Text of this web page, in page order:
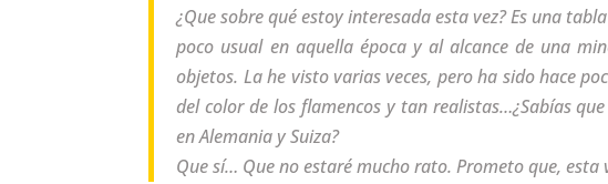
¿Que sobre qué estoy interesada esta vez? Es una
poco usual en aquella época y al alcance de una
objetos. La he visto varias veces, pero ha sido hace
del color de los flamencos y tan realistas…¿Sabías
en Alemania y Suiza?
Que sí… Que no estaré mucho rato. Prometo que,